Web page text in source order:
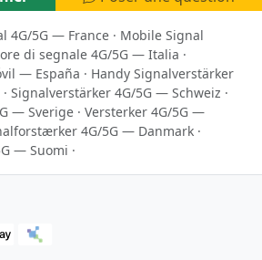
4G/5G — France · Mobile Signal
di segnale 4G/5G — Italia ·
— España · Handy Signalverstärker
· Signalverstärker 4G/5G — Schweiz ·
— Sverige · Versterker 4G/5G —
4G/5G — Danmark ·
— Suomi ·